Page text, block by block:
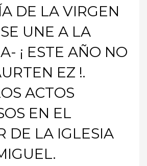
DE LA VIRGEN
UNE A LA
¡ ESTE AÑO NO
EZ !.
ACTOS
EN EL
DE LA IGLESIA